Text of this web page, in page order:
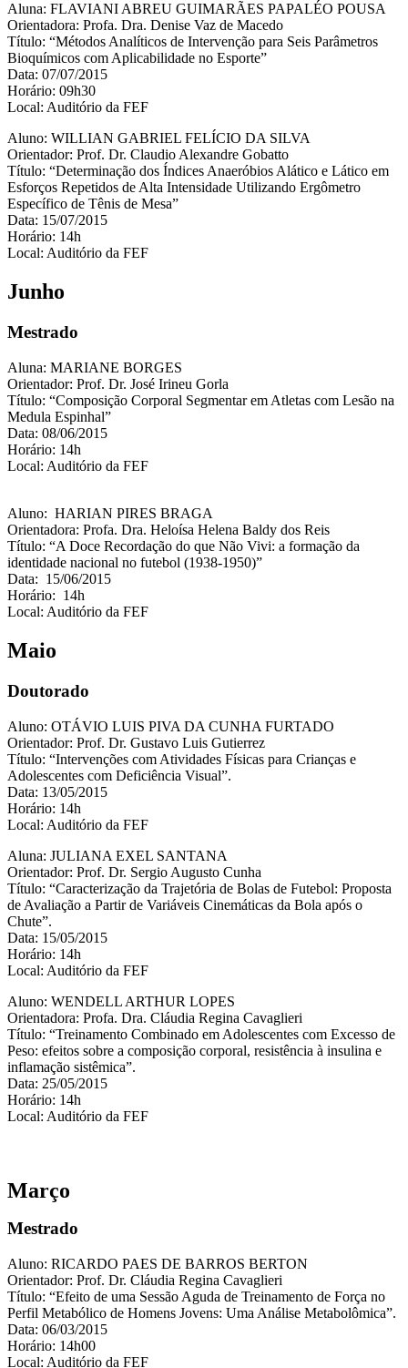
Aluna: FLAVIANI ABREU GUIMARÃES PAPALÉO POUSA
Orientadora: Profa. Dra. Denise Vaz de Macedo
Título: “Métodos Analíticos de Intervenção para Seis Parâmetros
Bioquímicos com Aplicabilidade no Esporte”
Data: 07/07/2015
Horário: 09h30
Local: Auditório da FEF
Aluno: WILLIAN GABRIEL FELÍCIO DA SILVA
Orientador: Prof. Dr. Claudio Alexandre Gobatto
Título: “Determinação dos Índices Anaeróbios Alático e Lático em
Esforços Repetidos de Alta Intensidade Utilizando Ergômetro
Específico de Tênis de Mesa”
Data: 15/07/2015
Horário: 14h
Local: Auditório da FEF
Junho
Mestrado
Aluna: MARIANE BORGES
Orientador: Prof. Dr. José Irineu Gorla
Título: “Composição Corporal Segmentar em Atletas com Lesão na
Medula Espinhal”
Data: 08/06/2015
Horário: 14h
Local: Auditório da FEF
Aluno: HARIAN PIRES BRAGA
Orientadora: Profa. Dra. Heloísa Helena Baldy dos Reis
Título: “A Doce Recordação do que Não Vivi: a formação da
identidade nacional no futebol (1938-1950)”
Data: 15/06/2015
Horário: 14h
Local: Auditório da FEF
Maio
Doutorado
Aluno: OTÁVIO LUIS PIVA DA CUNHA FURTADO
Orientador: Prof. Dr. Gustavo Luis Gutierrez
Título: “Intervenções com Atividades Físicas para Crianças e
Adolescentes com Deficiência Visual”.
Data: 13/05/2015
Horário: 14h
Local: Auditório da FEF
Aluna: JULIANA EXEL SANTANA
Orientador: Prof. Dr. Sergio Augusto Cunha
Título: “Caracterização da Trajetória de Bolas de Futebol: Proposta
de Avaliação a Partir de Variáveis Cinemáticas da Bola após o
Chute”.
Data: 15/05/2015
Horário: 14h
Local: Auditório da FEF
Aluno: WENDELL ARTHUR LOPES
Orientadora: Profa. Dra. Cláudia Regina Cavaglieri
Título: “Treinamento Combinado em Adolescentes com Excesso de
Peso: efeitos sobre a composição corporal, resistência à insulina e
inflamação sistêmica”.
Data: 25/05/2015
Horário: 14h
Local: Auditório da FEF
Março
Mestrado
Aluno: RICARDO PAES DE BARROS BERTON
Orientador: Prof. Dr. Cláudia Regina Cavaglieri
Título: “Efeito de uma Sessão Aguda de Treinamento de Força no
Perfil Metabólico de Homens Jovens: Uma Análise Metabolômica”.
Data: 06/03/2015
Horário: 14h00
Local: Auditório da FEF